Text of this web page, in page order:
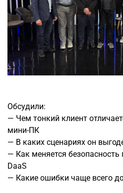
Обсудили:
— Чем тонкий клиент
мини-ПК
— В каких сценариях он
— Как меняется безопасность
DaaS
— Какие ошибки чаще всего